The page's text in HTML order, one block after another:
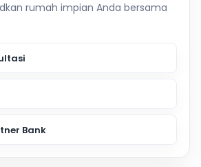
rumah impian Anda bersama
Bank